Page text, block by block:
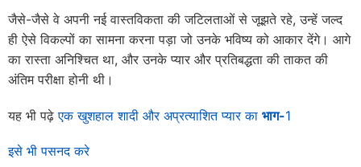
जैसे-जैसे वे अपनी नई वास्तविकता की जटिलताओं से जूझते रहे, उन्हें जल्द
ही ऐसे विकल्पों का सामना करना पड़ा जो उनके भविष्य को आकार देंगे। आगे
का रास्ता अनिश्चित था, और उनके प्यार और प्रतिबद्धता की ताकत की
अंतिम परीक्षा होनी थी।
यह भी पढ़ेएक खुशहाल शादी और अप्रत्याशित प्यार का भाग-1
इसे भी पसनद करे